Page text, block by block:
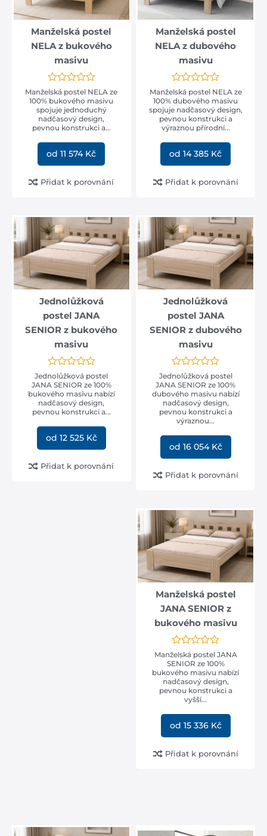
90x220(3)
100x220(3)
120x220(3)
140x220(5)
160x220(6)
170x220(4)
180x220(6)
Manželská postel
NELA z bukového
masivu
Manželská postel NELA ze
100% bukového masivu
spojuje jednoduchý
nadčasový design,
pevnou konstrukci a...
od 11 574 Kč
Přidat k porovnání
Manželská postel
NELA z dubového
masivu
Manželská postel NELA ze
100% dubového masivu
spojuje nadčasový design,
pevnou konstrukci a
výraznou přírodní...
od 14 385 Kč
Přidat k porovnání
Jednolůžková
postel JANA
SENIOR z bukového
masivu
Jednolůžková postel
JANA SENIOR ze 100%
bukového masivu nabízí
nadčasový design,
pevnou konstrukci a...
od 12 525 Kč
Přidat k porovnání
Jednolůžková
postel JANA
SENIOR z dubového
masivu
Jednolůžková postel
JANA SENIOR ze 100%
dubového masivu nabízí
nadčasový design,
pevnou konstrukci a
výraznou...
od 16 054 Kč
Přidat k porovnání
Manželská postel
JANA SENIOR z
bukového masivu
Manželská postel JANA
SENIOR ze 100%
bukového masivu nabízí
nadčasový design,
pevnou konstrukci a
vyšší...
od 15 336 Kč
Přidat k porovnání